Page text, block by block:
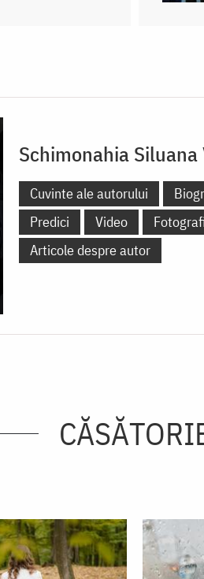
Schimonahia Siluana
Cuvinte ale autorului
Predici
Video
Articole despre autor